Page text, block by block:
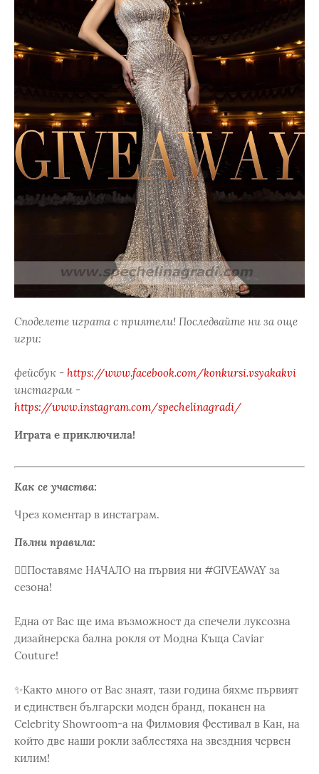
Споделете играта с приятели! Последвайте ни за още
игри:
фейсбук - https://www.facebook.com/konkursi.vsyakakvi
инстаграм -
https://www.instagram.com/spechelinagradi/
Играта е приключила!
Как се участва:
Чрез коментар в инстаграм.
Пълни правила:
❤️‍🔥Поставяме НАЧАЛО на първия ни #GIVEAWAY за
сезона!
Една от Вас ще има възможност да спечели луксозна
дизайнерска бална рокля от Модна Къща Caviar
Couture!
✨Както много от Вас знаят, тази година бяхме първият
и единствен български моден бранд, поканен на
Celebrity Showroom-a на Филмовия Фестивал в Кан, на
който две наши рокли заблестяха на звездния червен
килим!